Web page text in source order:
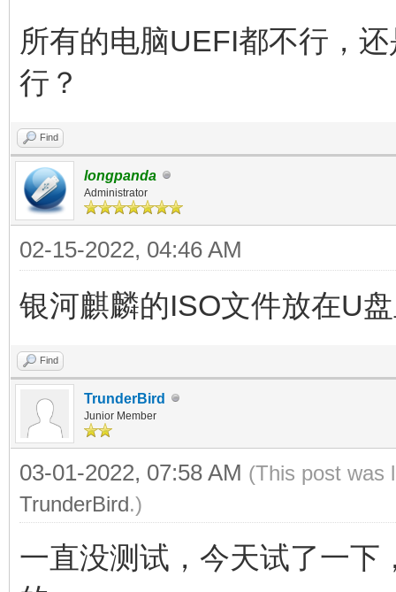
所有的电脑UEFI都不行，
行？
Find
longpanda
Administrator
02-15-2022, 04:46 AM
银河麒麟的ISO文件放在U
Find
TrunderBird
Junior Member
03-01-2022, 07:58 AM (This post was
TrunderBird.)
一直没测试，今天试了一下